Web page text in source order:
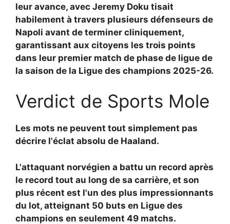
leur avance, avec Jeremy Doku tisait
habilement à travers plusieurs défenseurs de
Napoli avant de terminer cliniquement,
garantissant aux citoyens les trois points
dans leur premier match de phase de ligue de
la saison de la Ligue des champions 2025-26.
Verdict de Sports Mole
Les mots ne peuvent tout simplement pas
décrire l'éclat absolu de Haaland.
L'attaquant norvégien a battu un record après
le record tout au long de sa carrière, et son
plus récent est l'un des plus impressionnants
du lot, atteignant 50 buts en Ligue des
champions en seulement 49 matchs.